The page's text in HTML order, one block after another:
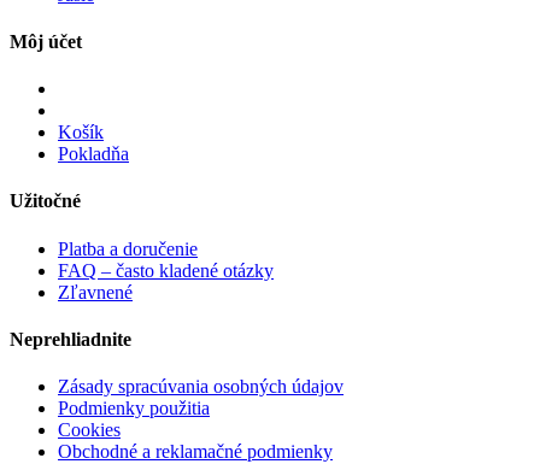
Môj účet
Košík
Pokladňa
Užitočné
Platba a doručenie
FAQ – často kladené otázky
Zľavnené
Neprehliadnite
Zásady spracúvania osobných údajov
Podmienky použitia
Cookies
Obchodné a reklamačné podmienky